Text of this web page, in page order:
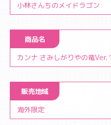
小林さんちのメイドラゴン
商品名
カンナ さみしがりやの竜
販売地域
海外限定